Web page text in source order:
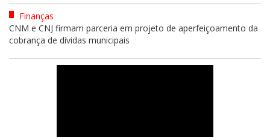
Finanças
CNM e CNJ firmam parceria em projeto de aperfeiçoamento da
cobrança de dívidas municipais